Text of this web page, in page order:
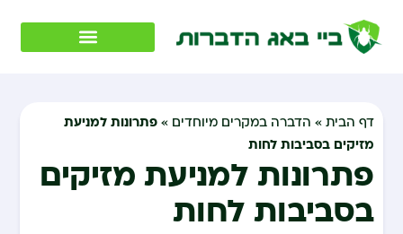
דף הבית » הדברה במקרים מיוחדים »פתרונות למניעת
מזיקים בסביבות לחות
פתרונות למניעת מזיקים
בסביבות לחות